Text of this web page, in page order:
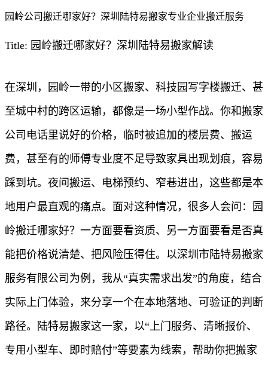
园岭公司搬迁哪家好？深圳陆特易搬家专业企业搬迁服务
Title: 园岭搬迁哪家好？深圳陆特易搬家解读
在深圳，园岭一带的小区搬家、科技园写字楼搬迁、甚
至城中村的跨区运输，都像是一场小型作战。你和搬家
公司电话里说好的价格，临时被追加的楼层费、搬运
费，甚至有的师傅专业度不足导致家具出现划痕，容易
踩到坑。夜间搬运、电梯预约、窄巷进出，这些都是本
地用户最直观的痛点。面对这种情况，很多人会问：园
岭搬迁哪家好？一方面要看资质、另一方面要看是否真
能把价格说清楚、把风险压得住。以深圳市陆特易搬家
服务有限公司为例，我从“真实需求出发”的角度，结合
实际上门体验，来分享一个在本地落地、可验证的判断
路径。陆特易搬家这一家，以“上门服务、清晰报价、
专用小型车、即时赔付”等要素为线索，帮助你把搬家